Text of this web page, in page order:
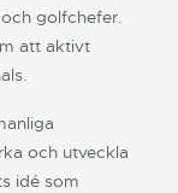
golfchefer.
att aktivt
och utveckla
idé som